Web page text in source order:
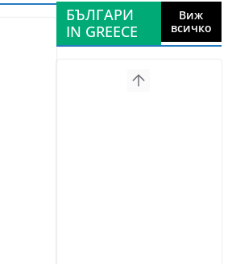
БЪЛГАРИ
IN GREECE
Виж
всичко